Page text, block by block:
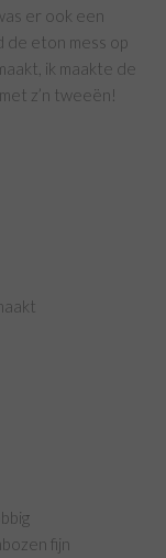
er ook een
de eton mess op
ik maakte de
z’n tweeën!
fijn